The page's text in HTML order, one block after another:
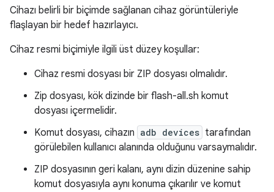
Cihazı belirli bir biçimde sağlanan cihaz görüntüleriyle
flaşlayan bir hedef hazırlayıcı.
Cihaz resmi biçimiyle ilgili üst düzey koşullar:
Cihaz resmi dosyası bir ZIP dosyası olmalıdır.
Zip dosyası, kök dizinde bir flash-all.sh komut
dosyası içermelidir.
Komut dosyası, cihazın adb devices tarafından
görülebilen kullanıcı alanında olduğunu varsaymalıdır.
ZIP dosyasının geri kalanı, aynı dizin düzenine sahip
komut dosyasıyla aynı konuma çıkarılır ve komut